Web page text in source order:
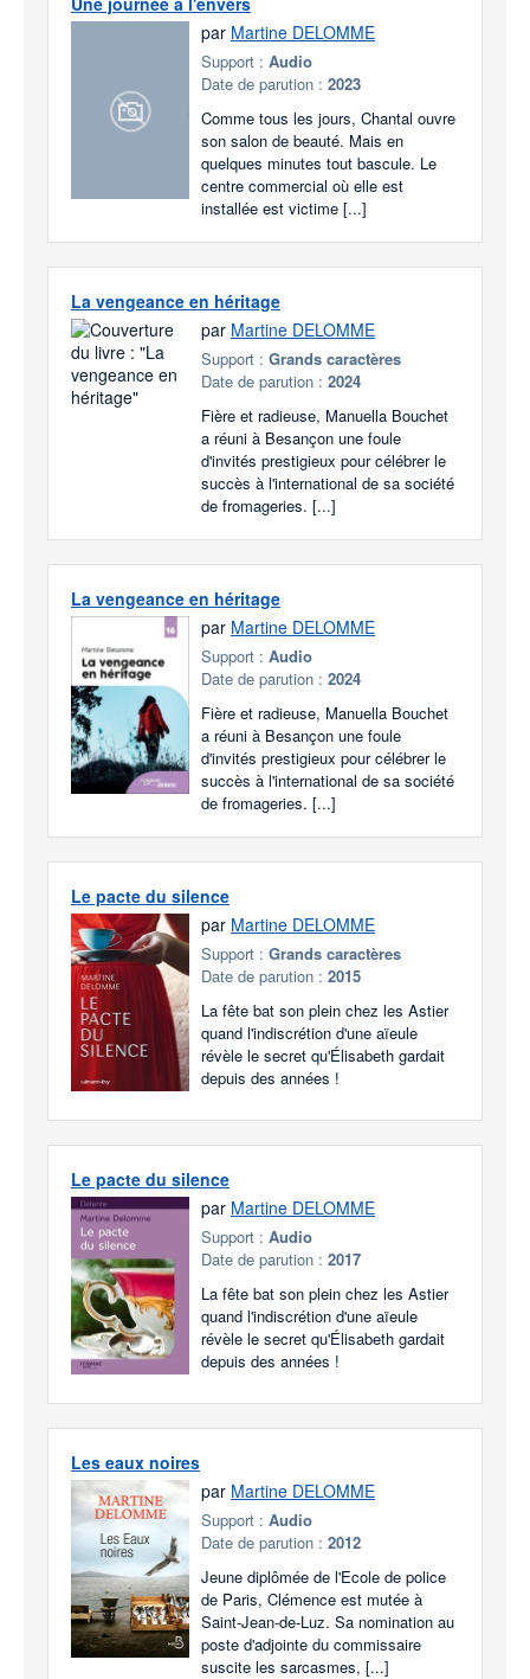
par Martine DELOMME
Support : Audio
Date de parution : 2023
Comme tous les jours, Chantal ouvre
son salon de beauté. Mais en
quelques minutes tout bascule. Le
centre commercial où elle est
installée est victime [...]
La vengeance en héritage
par Martine DELOMME
Support : Grands caractères
Date de parution : 2024
Fière et radieuse, Manuella Bouchet
a réuni à Besançon une foule
d'invités prestigieux pour célébrer le
succès à l'international de sa société
de fromageries. [...]
La vengeance en héritage
par Martine DELOMME
Support : Audio
Date de parution : 2024
Fière et radieuse, Manuella Bouchet
a réuni à Besançon une foule
d'invités prestigieux pour célébrer le
succès à l'international de sa société
de fromageries. [...]
Le pacte du silence
par Martine DELOMME
Support : Grands caractères
Date de parution : 2015
La fête bat son plein chez les Astier
quand l'indiscrétion d'une aïeule
révèle le secret qu'Élisabeth gardait
depuis des années !
Le pacte du silence
par Martine DELOMME
Support : Audio
Date de parution : 2017
La fête bat son plein chez les Astier
quand l'indiscrétion d'une aïeule
révèle le secret qu'Élisabeth gardait
depuis des années !
Les eaux noires
par Martine DELOMME
Support : Audio
Date de parution : 2012
Jeune diplômée de l'Ecole de police
de Paris, Clémence est mutée à
Saint-Jean-de-Luz. Sa nomination au
poste d'adjointe du commissaire
suscite les sarcasmes, [...]